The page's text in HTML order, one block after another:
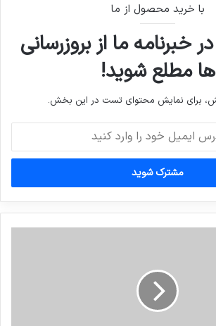
با خرید محصول از ما
خبرنامه ما از بروزرسانی
ها مطلع شوید!
برای نمایش محتوای تست در این بخش.